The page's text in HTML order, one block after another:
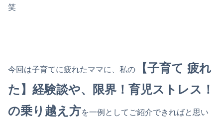
笑
今回は子育てに疲れたママに、私の
【子育て 疲れ
た】経験談や、限界！育児ストレス！
の乗り越え方を一例としてご紹介できればと思い